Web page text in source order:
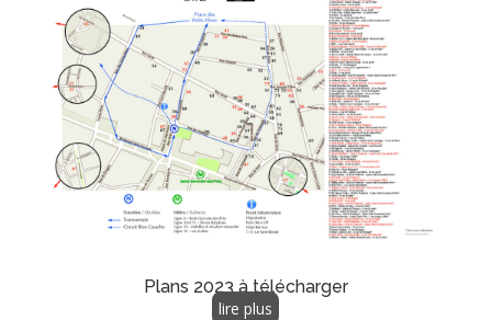
Plans 2023 à télécharger
lire plus